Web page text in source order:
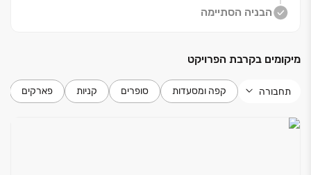
חשוב ‏- הידיעה שברגע אחד הכנרת מחכה לך ממש מתחת
הבניה הסתיימה
מיקומים בקרבת הפרויקט
תחבורה קפה ומסעדות סופרים קניות פארקים